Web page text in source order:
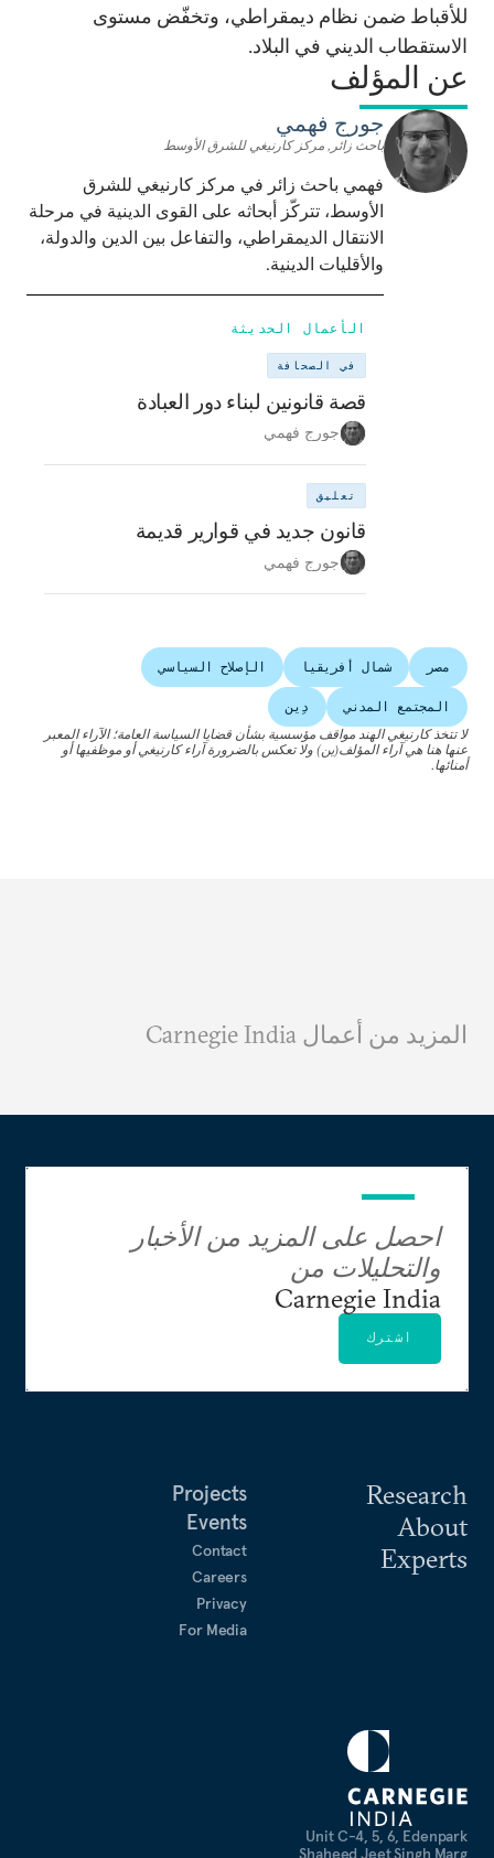
للأقباط ضمن نظام ديمقراطي، وتخفّض مستوى
الاستقطاب الديني في البلاد.
عن المؤلف
جورج فهمي
باحث زائر, مركز كارنيغي للشرق الأوسط
فهمي باحث زائر في مركز كارنيغي للشرق
الأوسط، تتركّز أبحاثه على القوى الدينية في مرحلة
الانتقال الديمقراطي، والتفاعل بين الدين والدولة،
والأقليات الدينية.
الأعمال الحديثة
في الصحافة
قصة قانونين لبناء دور العبادة
جورج فهمي
تعليق
قانون جديد في قوارير قديمة
جورج فهمي
مصر شمال أفريقيا الإصلاح السياسي
المجتمع المدني
دِين
لا تتخذ كارنيغي الهند مواقف مؤسسية بشأن قضايا السياسة العامة؛ الآراء المعبر
عنها هنا هي آراء المؤلف(ين) ولا تعكس بالضرورة آراء كارنيغي أو موظفيها أو
أمنائها.
المزيد من أعمال Carnegie India
Unit C-4, 5, 6, Edenpark
Shaheed Jeet Singh Marg
Research
About
Experts
Projects
Events
Contact
Careers
Privacy
For Media
احصل على المزيد من الأخبار
والتحليلات من
Carnegie India
اشترك